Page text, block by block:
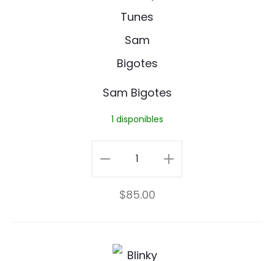
B
i
g
t
e
Sam Bigotes
1 disponibles
Sam
Bigotes
cantidad
$85.00
S